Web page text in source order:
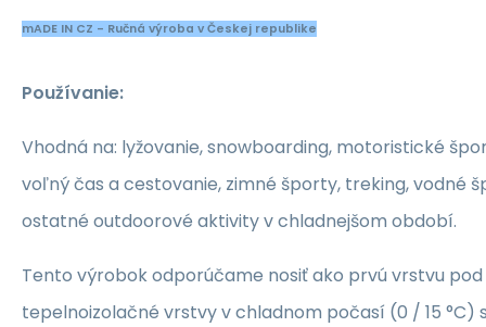
mADE IN CZ - Ručná výroba v Českej republike
Používanie:
Vhodná na: lyžovanie, snowboarding, motoristické
voľný čas a cestovanie, zimné športy, treking, vodné
ostatné outdoorové aktivity v chladnejšom období.
Tento výrobok odporúčame nosiť ako prvú vrstvu
tepelnoizolačné vrstvy v chladnom počasí (0 / 15 °C)